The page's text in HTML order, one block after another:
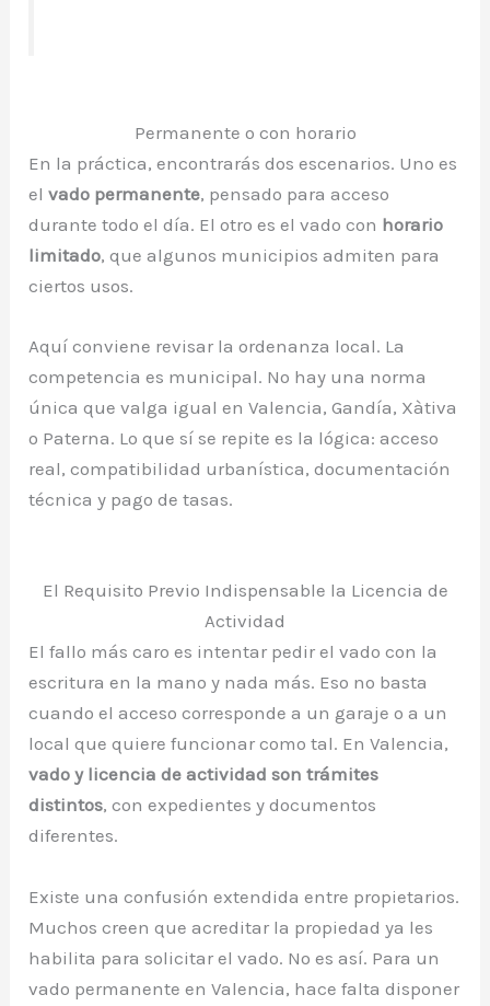
Permanente o con horario
En la práctica, encontrarás dos escenarios. Uno es
elvado permanente, pensado para acceso
durante todo el día. El otro es el vado con horario
limitado, que algunos municipios admiten para
ciertos usos.
Aquí conviene revisar la ordenanza local. La
competencia es municipal. No hay una norma
única que valga igual en Valencia, Gandía, Xàtiva
o Paterna. Lo que sí se repite es la lógica: acceso
real, compatibilidad urbanística, documentación
técnica y pago de tasas.
El Requisito Previo Indispensable la Licencia de
Actividad
El fallo más caro es intentar pedir el vado con la
escritura en la mano y nada más. Eso no basta
cuando el acceso corresponde a un garaje o a un
local que quiere funcionar como tal. En Valencia,
vado y licencia de actividad son trámites
distintos, con expedientes y documentos
diferentes.
Existe una confusión extendida entre propietarios.
Muchos creen que acreditar la propiedad ya les
habilita para solicitar el vado. No es así. Para un
vado permanente en Valencia, hace falta disponer